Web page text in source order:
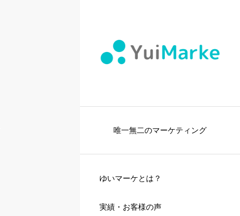
唯一無二のマーケティング
ゆいマーケとは？
実績・お客様の声